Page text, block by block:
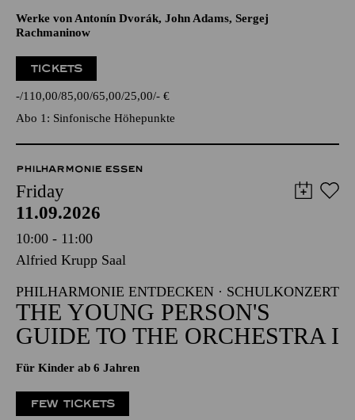
Werke von Antonín Dvorák, John Adams, Sergej
Rachmaninow
TICKETS
- 110,00 85,00 65,00 25,00 - €
Abo 1: Sinfonische Höhepunkte
PHILHARMONIE ESSEN
Friday
11.09.2026
10:00 - 11:00
Alfried Krupp Saal
PHILHARMONIE ENTDECKEN · SCHULKONZERT
THE YOUNG PERSON'S
GUIDE TO THE ORCHESTRA I
Für Kinder ab 6 Jahren
FEW TICKETS